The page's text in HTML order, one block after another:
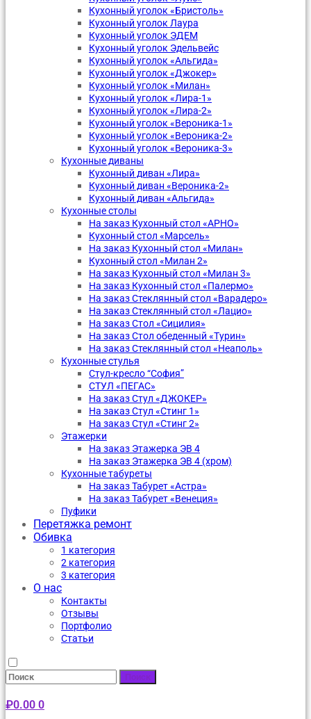
Кухонный уголок «Бристоль»
Кухонный уголок Лаура
Кухонный уголок ЭДЕМ
Кухонный уголок Эдельвейс
Кухонный уголок «Альгида»
Кухонный уголок «Джокер»
Кухонный уголок «Милан»
Кухонный уголок «Лира-1»
Кухонный уголок «Лира-2»
Кухонный уголок «Вероника-1»
Кухонный уголок «Вероника-2»
Кухонный уголок «Вероника-3»
Кухонные диваны
Кухонный диван «Лира»
Кухонный диван «Вероника-2»
Кухонный диван «Альгида»
Кухонные столы
На заказ Кухонный стол «АРНО»
Кухонный стол «Марсель»
На заказ Кухонный стол «Милан»
Кухонный стол «Милан 2»
На заказ Кухонный стол «Милан 3»
На заказ Кухонный стол «Палермо»
На заказ Стеклянный стол «Варадеро»
На заказ Стеклянный стол «Лацио»
На заказ Стол «Сицилия»
На заказ Стол обеденный «Турин»
На заказ Стеклянный стол «Неаполь»
Кухонные стулья
Стул-кресло “София”
CТУЛ «ПЕГАС»
На заказ Стул «ДЖОКЕР»
На заказ Стул «Стинг 1»
На заказ Стул «Стинг 2»
Этажерки
На заказ Этажерка ЭВ 4
На заказ Этажерка ЭВ 4 (хром)
Кухонные табуреты
На заказ Табурет «Астра»
На заказ Табурет «Венеция»
Пуфики
Перетяжка ремонт
Обивка
1 категория
2 категория
3 категория
О нас
Контакты
Отзывы
Портфолио
Статьи
Поиск
₽0.00 0